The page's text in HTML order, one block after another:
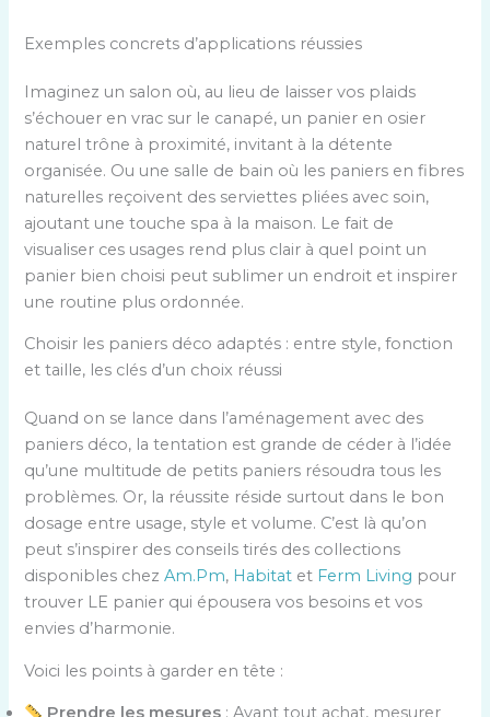
Exemples concrets d’applications réussies
Imaginez un salon où, au lieu de laisser vos plaids
s’échouer en vrac sur le canapé, un panier en osier
naturel trône à proximité, invitant à la détente
organisée. Ou une salle de bain où les paniers en fibres
naturelles reçoivent des serviettes pliées avec soin,
ajoutant une touche spa à la maison. Le fait de
visualiser ces usages rend plus clair à quel point un
panier bien choisi peut sublimer un endroit et inspirer
une routine plus ordonnée.
Choisir les paniers déco adaptés : entre style, fonction
et taille, les clés d’un choix réussi
Quand on se lance dans l’aménagement avec des
paniers déco, la tentation est grande de céder à l’idée
qu’une multitude de petits paniers résoudra tous les
problèmes. Or, la réussite réside surtout dans le bon
dosage entre usage, style et volume. C’est là qu’on
peut s’inspirer des conseils tirés des collections
disponibles chezAm.Pm, Habitat et Ferm Living pour
trouver LE panier qui épousera vos besoins et vos
envies d’harmonie.
Voici les points à garder en tête :
Prendre les mesures : Avant tout achat, mesurer